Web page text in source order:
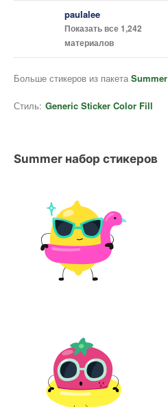
paulalee
Показать все 1,242
материалов
Больше стикеров из пакета Summer
Стиль: Generic Sticker Color Fill
Summer набор стикеров